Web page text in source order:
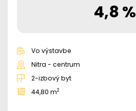
4,8 %
Vo výstavbe
Nitra - centrum
2-izbový byt
44,80 m2